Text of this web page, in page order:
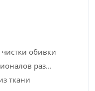
обивки
раз...
ткани